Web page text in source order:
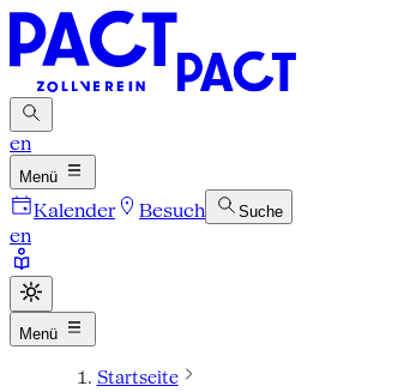
en
Menü
Kalender Besuch Suche
en
Menü
Startseite